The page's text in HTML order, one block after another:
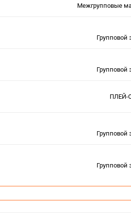
Межгрупповые
Групповой
Групповой
ПЛЕЙ-
Групповой
Групповой